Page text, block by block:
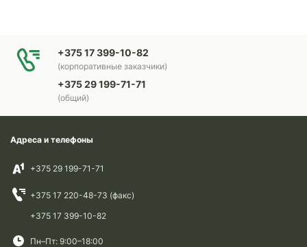
+375 17 399-10-82
(корпоративные заказчики)
+375 29 199-71-71
(общий)
Адреса и телефоны
+375 29 199-71-71
+375 17 220-48-73 (факс)
+375 17 399-10-82
Пн–Пт: 9:00–18:00